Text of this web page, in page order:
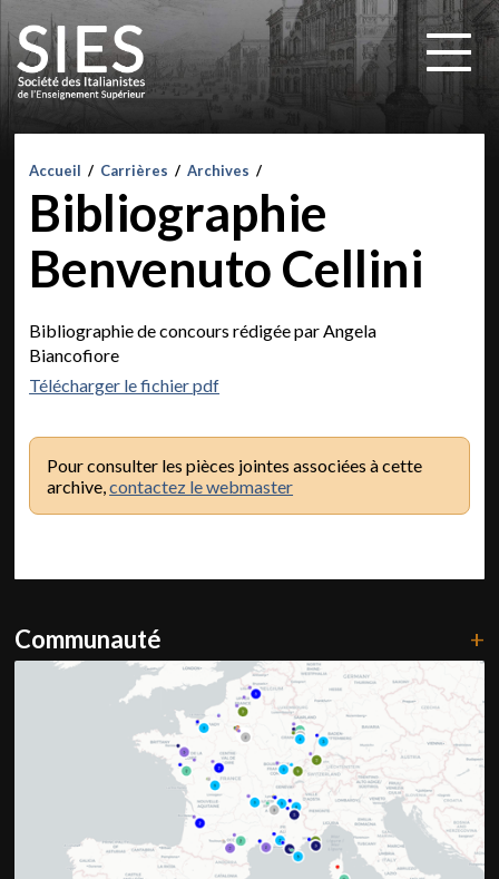
Accueil / Carrières / Archives /
Bibliographie
Benvenuto Cellini
Bibliographie de concours rédigée par Angela
Biancofiore
Télécharger le fichier pdf
Pour consulter les pièces jointes associées à cette
archive,contactez le webmaster
Communauté +